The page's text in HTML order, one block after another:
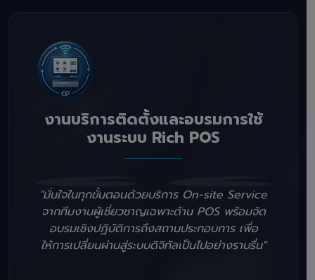
งานบริการติดตั้งและอบรมการใช้
งานระบบ Rich POS
"มั่นใจในทุกขั้นตอนด้วยบริการ On-site Service
จากทีมงานผู้เชี่ยวชาญเฉพาะด้าน POS พร้อมจัด
อบรมเชิงปฏิบัติการถึงสถานประกอบการ เพื่อ
ให้การเปลี่ยนผ่านสู่ระบบดิจิทัลเป็นไปอย่างราบรื่น"